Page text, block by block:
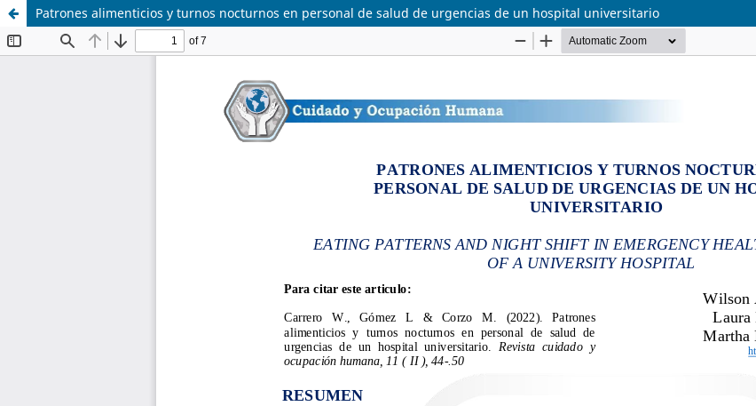
Patrones alimenticios y turnos nocturnos en personal de salud de urgencias de un hospital universitario